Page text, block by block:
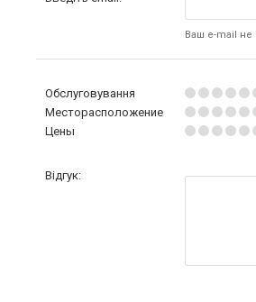
Ваш e-mail не
Обслуговування
Месторасположение
Цены
Відгук: